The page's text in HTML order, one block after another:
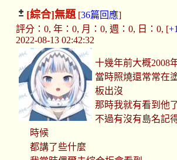
[綜合]無題[36篇回應]
評分：0, 年：0, 月：0, 週：0, 日：0, [+1
2022-08-13 02:42:32
十幾年前大概2008
當時照燒還常常在
板出沒
那時我就有看到他
不過有沒有島名記
時候
都講了些什麼